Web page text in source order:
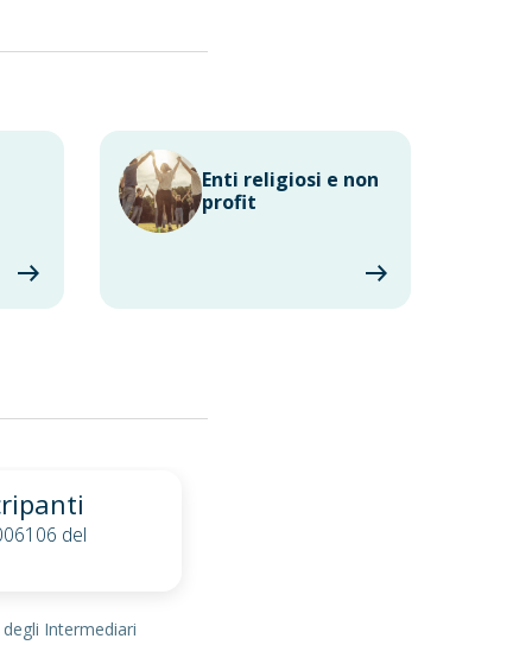
Enti religiosi e non
profit
del
Intermediari